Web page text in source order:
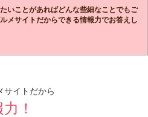
いことがあればどんな些細なことでもご
メサイトだからできる情報力でお答えし
サイトだから
！